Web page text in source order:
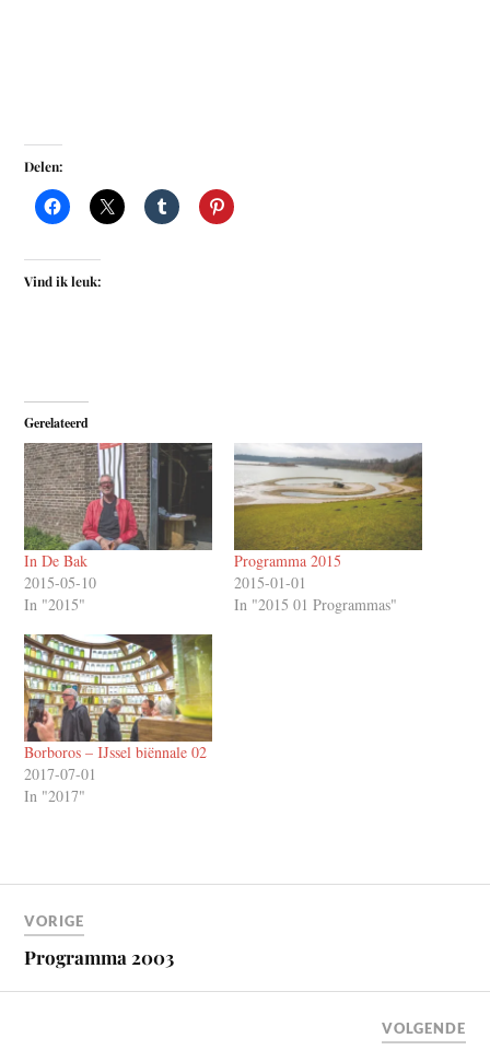
Delen:
Vind ik leuk:
Gerelateerd
In De Bak
2015-05-10
In "2015"
Programma 2015
2015-01-01
In "2015 01 Programmas"
Borboros – IJssel biënnale 02
2017-07-01
In "2017"
VORIGE
Programma 2003
VOLGENDE